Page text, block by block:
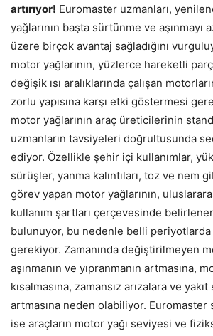
artırıyor! Euromaster uzmanları,
yağlarının başta sürtünme ve aşınmayı
üzere birçok avantaj sağladığını
motor yağlarının, yüzlerce hareketli
değişik ısı aralıklarında çalışan
zorlu yapısına karşı etki göstermesi
motor yağlarının araç üreticilerinin
uzmanların tavsiyeleri doğrultusunda
ediyor. Özellikle şehir içi kullanımlar,
sürüşler, yanma kalıntıları, toz ve nem
görev yapan motor yağlarının,
kullanım şartları çerçevesinde
bulunuyor, bu nedenle belli
gerekiyor. Zamanında değiştirilmeyen
aşınmanın ve yıpranmanın artmasına,
kısalmasına, zamansız arızalara ve yakıt
artmasına neden olabiliyor. Euromaster
ise araçların motor yağı seviyesi ve